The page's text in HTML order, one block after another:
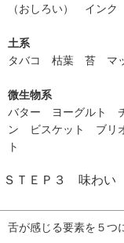
（おしろい） イン
土系
タバコ 枯葉 苔 マ
微生物系
バター ヨーグルト
ン ビスケット ブリ
ト
ＳＴＥＰ３ 味わい
舌が感じる要素を５つ